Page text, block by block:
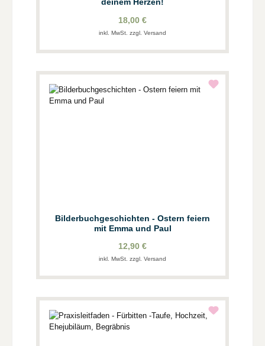
deinem Herzen!
18,00 €
inkl. MwSt. zzgl. Versand
Bilderbuchgeschichten - Ostern feiern
mit Emma und Paul
12,90 €
inkl. MwSt. zzgl. Versand